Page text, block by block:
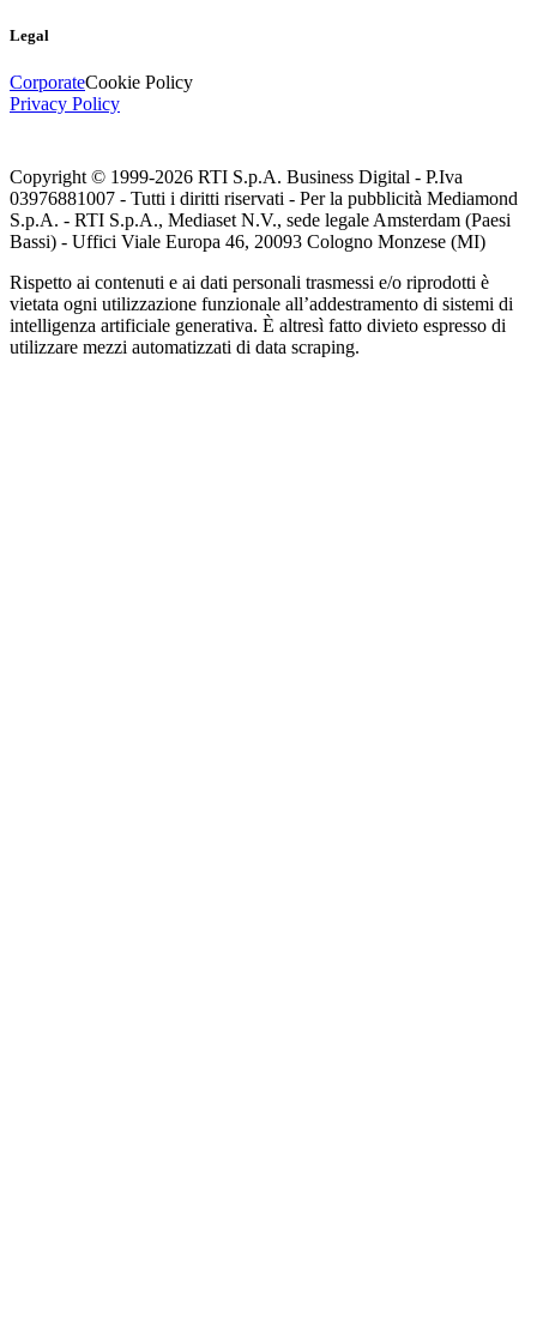
Legal
CorporateCookie Policy
Privacy Policy
Copyright © 1999-2026 RTI S.p.A. Business Digital - P.Iva
03976881007 - Tutti i diritti riservati - Per la pubblicità Mediamond
S.p.A. - RTI S.p.A., Mediaset N.V., sede legale Amsterdam (Paesi
Bassi) - Uffici Viale Europa 46, 20093 Cologno Monzese (MI)
Rispetto ai contenuti e ai dati personali trasmessi e/o riprodotti è
vietata ogni utilizzazione funzionale all’addestramento di sistemi di
intelligenza artificiale generativa. È altresì fatto divieto espresso di
utilizzare mezzi automatizzati di data scraping.